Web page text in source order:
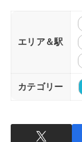
エリア＆駅
カテゴリー